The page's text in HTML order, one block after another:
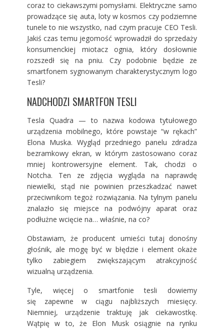
coraz to ciekawszymi pomysłami. Elektryczne samo
prowadzące się auta, loty w kosmos czy podziemne
tunele to nie wszystko, nad czym pracuje CEO Tesli.
Jakiś czas temu jegomość wprowadził do sprzedaży
konsumenckiej miotacz ognia, który dosłownie
rozszedł się na pniu. Czy podobnie będzie ze
smartfonem sygnowanym charakterystycznym logo
Tesli?
NADCHODZI SMARTFON TESLI
Tesla Quadra — to nazwa kodowa tytułowego
urządzenia mobilnego, które powstaje “w rękach”
Elona Muska. Wygląd przedniego panelu zdradza
bezramkowy ekran, w którym zastosowano coraz
mniej kontrowersyjne element. Tak, chodzi o
Notcha. Ten ze zdjęcia wygląda na naprawdę
niewielki, stąd nie powinien przeszkadzać nawet
przeciwnikom tegoż rozwiązania. Na tylnym panelu
znalazło się miejsce na podwójny aparat oraz
podłużne wcięcie na… właśnie, na co?
Obstawiam, że producent umieści tutaj donośny
głośnik, ale mogę być w błędzie i element okaże
tylko zabiegiem zwiększającym atrakcyjność
wizualną urządzenia.
Tyle, więcej o smartfonie tesli dowiemy
się zapewne w ciągu najbliższych miesięcy.
Niemniej, urządzenie traktuję jak ciekawostkę.
Wątpię w to, że Elon Musk osiągnie na rynku